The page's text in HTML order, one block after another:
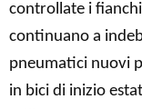
controllate i
continuano a
pneumatici nuovi
in bici di inizio